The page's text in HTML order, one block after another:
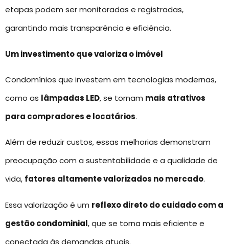
etapas podem ser monitoradas e registradas,
garantindo mais transparência e eficiência.
Um investimento que valoriza o imóvel
Condomínios que investem em tecnologias modernas,
como as lâmpadas LED, se tornam mais atrativos
para compradores e locatários.
Além de reduzir custos, essas melhorias demonstram
preocupação com a sustentabilidade e a qualidade de
vida, fatores altamente valorizados no mercado.
Essa valorização é um reflexo direto do cuidado com a
gestão condominial, que se torna mais eficiente e
conectada às demandas atuais.